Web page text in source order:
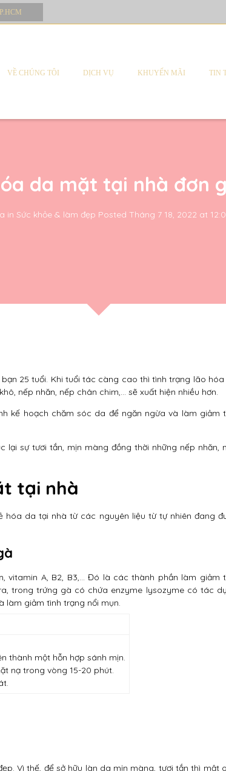
VỀ CHÚNG TÔI DỊCH VỤ KHUYẾN MÃI TIN
da mặt tại nhà đơn
in Sức khỏe & làm đẹp Posted Tháng 7 18, 2022 at
25 tuổi. Khi tuổi tác càng cao thì tình trạng lão
nếp nhăn, nếp chân chim,… sẽ xuất hiện nhiều hơn.
kế hoạch chăm sóc da để ngăn ngừa và làm giảm
sự tươi tắn, mịn màng đồng thời những nếp nhăn,
tại nhà
da tại nhà từ các nguyên liệu từ tự nhiên đang
vitamin A, B2, B3,… Đó là các thành phần làm giảm
trong trứng gà có chứa enzyme lysozyme có tác
làm giảm tình trạng nổi mụn.
thành một hỗn hợp sánh mịn.
nạ trong vòng 15-20 phút.
Vì thế, để sở hữu làn da mịn màng, tươi tắn thì mật